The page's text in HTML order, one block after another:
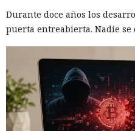
Durante doce años los
puerta entreabierta. Nadie se